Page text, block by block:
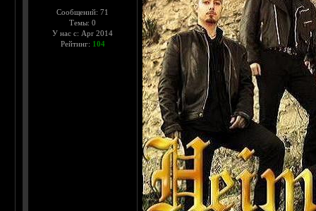
Сообщений: 71
Темы: 0
У нас с: Apr 2014
Рейтинг: 104